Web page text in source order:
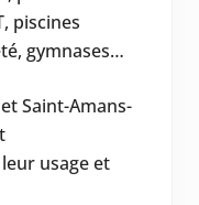
piscines
gymnases…
Saint-Amans-
usage et